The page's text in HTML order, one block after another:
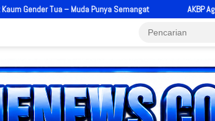
AKBP Agung Pranajaya Resmi Jadi Kapolres